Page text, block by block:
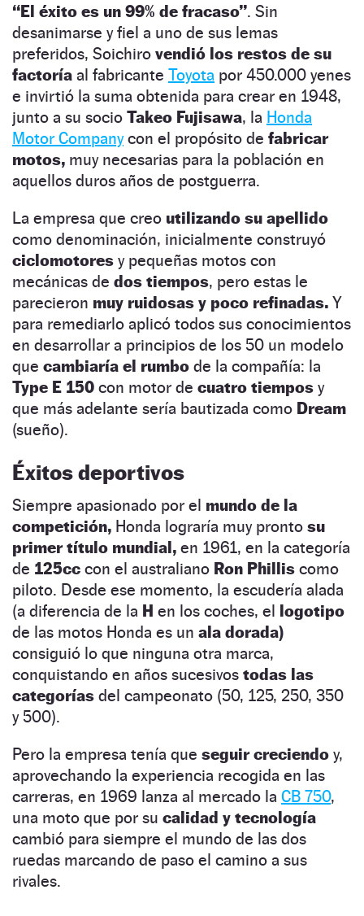
“El éxito es un 99% de fracaso”. Sin
desanimarse y fiel a uno de sus lemas
preferidos, Soichiro vendió los restos de su
factoría al fabricante Toyota por 450.000 yenes
e invirtió la suma obtenida para crear en 1948,
junto a su socio Takeo Fujisawa, la Honda
Motor Companycon el propósito de fabricar
motos, muy necesarias para la población en
aquellos duros años de postguerra.
La empresa que creo utilizando su apellido
como denominación, inicialmente construyó
ciclomotores y pequeñas motos con
mecánicas de dos tiempos, pero estas le
parecieron muy ruidosas y poco refinadas. Y
para remediarlo aplicó todos sus conocimientos
en desarrollar a principios de los 50 un modelo
que cambiaría el rumbo de la compañía: la
Type E 150 con motor de cuatro tiempos y
que más adelante sería bautizada como Dream
(sueño).
Éxitos deportivos
Siempre apasionado por el mundo de la
competición, Honda lograría muy pronto su
primer título mundial, en 1961, en la categoría
de 125cc con el australiano Ron Phillis como
piloto. Desde ese momento, la escudería alada
(a diferencia de la H en los coches, el logotipo
de las motos Honda es un ala dorada)
consiguió lo que ninguna otra marca,
conquistando en años sucesivos todas las
categorías del campeonato (50, 125, 250, 350
y 500).
Pero la empresa tenía que seguir creciendo y,
aprovechando la experiencia recogida en las
carreras, en 1969 lanza al mercado la CB 750,
una moto que por su calidad y tecnología
cambió para siempre el mundo de las dos
ruedas marcando de paso el camino a sus
rivales.